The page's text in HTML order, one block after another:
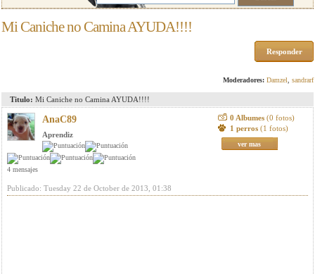
Mi Caniche no Camina AYUDA!!!!
Responder
Moderadores: Damzel sandrarf
Titulo: Mi Caniche no Camina AYUDA!!!!
AnaC89
Aprendiz
4 mensajes
0 Albumes (0 fotos)
1 perros (1 fotos)
ver mas
Publicado: Tuesday 22 de October de 2013, 01:38